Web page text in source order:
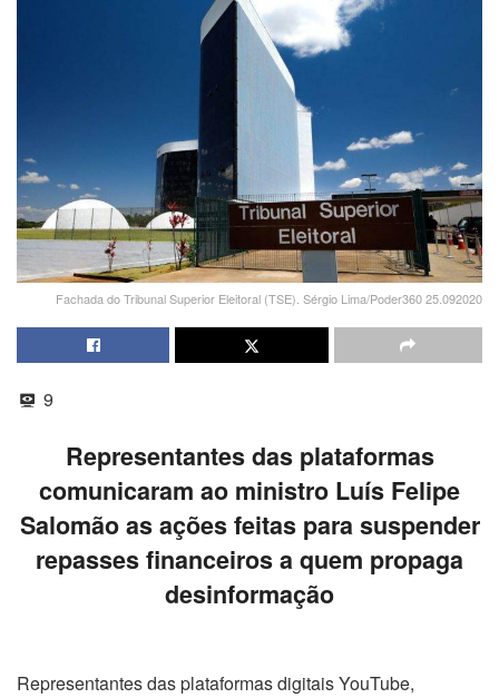
Fachada do Tribunal Superior Eleitoral (TSE). Sérgio Lima/Poder360 25.092020
9
Representantes das plataformas
comunicaram ao ministro Luís Felipe
Salomão as ações feitas para suspender
repasses financeiros a quem propaga
desinformação
Representantes das plataformas digitais YouTube,